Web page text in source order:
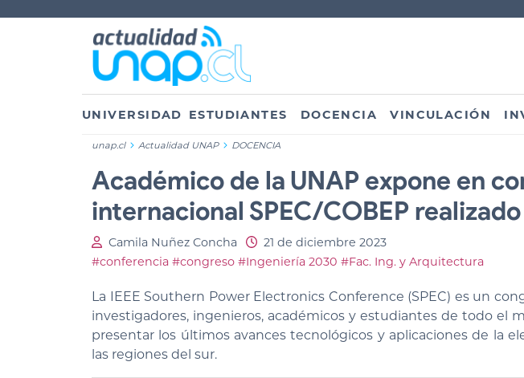
UNIVERSIDAD ESTUDIANTES DOCENCIA VINCULACIÓN
unap.cl Actualidad UNAP DOCENCIA
Académico de la UNAP expone en
internacional SPEC/COBEP
Camila Nuñez Concha
21 de diciembre 2023
#conferencia #congreso #Ingeniería 2030 #Fac. Ing. y Arquitectura
La IEEE Southern Power Electronics Conference (SPEC) es un
investigadores, ingenieros, académicos y estudiantes de todo el
presentar los últimos avances tecnológicos y aplicaciones de la
las regiones del sur.